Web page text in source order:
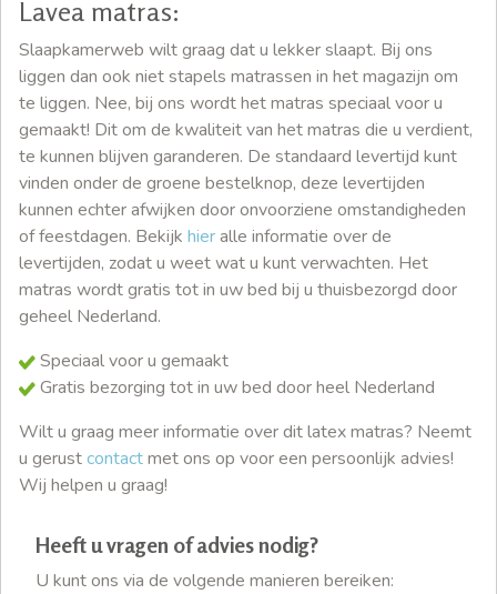
Lavea matras:
Slaapkamerweb wilt graag dat u lekker slaapt. Bij ons
liggen dan ook niet stapels matrassen in het magazijn om
te liggen. Nee, bij ons wordt het matras speciaal voor u
gemaakt! Dit om de kwaliteit van het matras die u verdient,
te kunnen blijven garanderen. De standaard levertijd kunt
vinden onder de groene bestelknop, deze levertijden
kunnen echter afwijken door onvoorziene omstandigheden
of feestdagen. Bekijk hieralle informatie over de
levertijden, zodat u weet wat u kunt verwachten. Het
matras wordt gratis tot in uw bed bij u thuisbezorgd door
geheel Nederland.
Speciaal voor u gemaakt
Gratis bezorging tot in uw bed door heel Nederland
Wilt u graag meer informatie over dit latex matras? Neemt
u gerustcontactmet ons op voor een persoonlijk advies!
Wij helpen u graag!
Heeft u vragen of advies nodig?
U kunt ons via de volgende manieren bereiken: